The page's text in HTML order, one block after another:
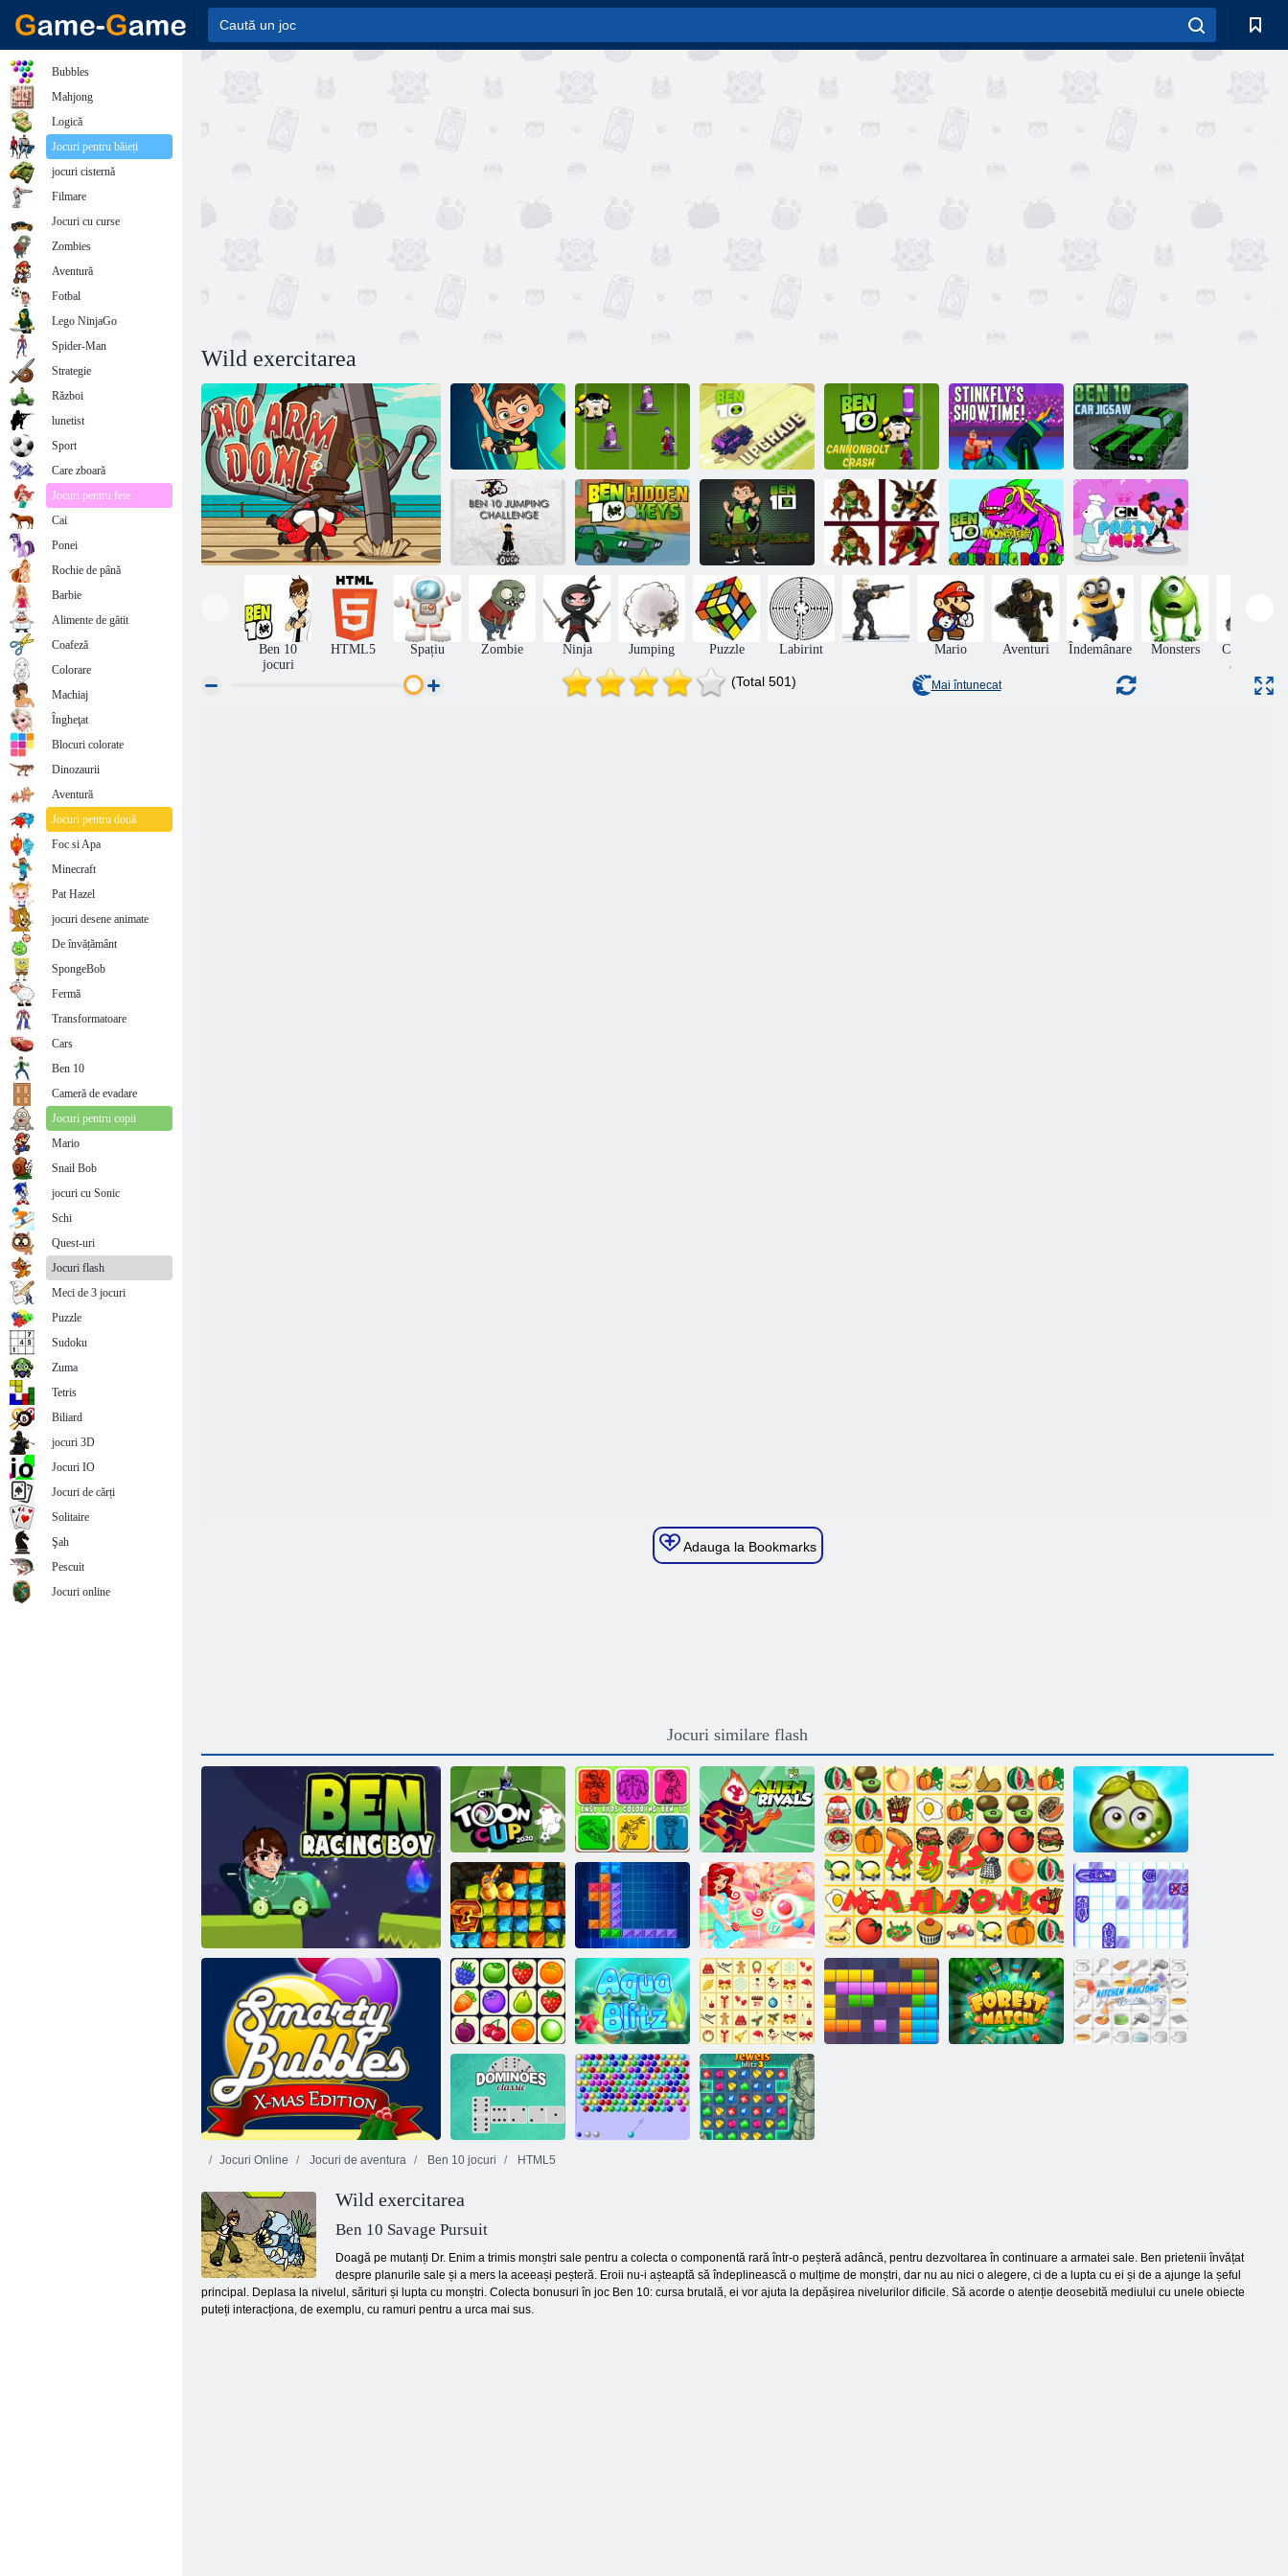
Wild exercitarea
Ben 10:
supratensiune
Crash
Cannonbolt
Ben 10 Upgrade
Chasers
Ben 10 accident
de tun
cannonbolt
Ora de spectacol
a lui Stinkfly
Ben 10 Jigsaw
de mașini
Ben 10 Jumping
Challenge
Ben 10 chei
ascunse
Puzzle jigsaw
Ben 10
Challenge
Memory
Ben10 Monsters
carte de colorat
Cartoon
Network Party
Ben 10
jocuri
HTML5 Spațiu Zombie Ninja Jumping Puzzle Labirint Mario Aventuri Îndemânare Monsters
Colectarea
articole
(Total 501) Mai întunecat
Adauga la Bookmarks
Jocuri similare flash
Ben 10 Racing Boy
Cupa Toon 2020
Copii ușor de
colorat Ben 10
Ben 10 Rivali
extratereștri
Aventura fructe
de padure
suculente
Goana după aur
din vânătoare de
comori
Tentrix
Smarty bule Xmas Edition
Bomboane cu
bule
De mare
Battleship
Onet Connect Aqua Blitz
Kris-Mas
Mahjong
Jocuri Online Jocuri de aventura Ben 10 jocuri HTML5
Wild exercitarea
Ben 10 Savage Pursuit
Doagă pe mutanți Dr. Enim a trimis monștri sale pentru a colecta o componentă rară într-o peșteră adâncă, pentru dezvoltarea în continuare a armatei sale. Ben prietenii învățat
despre planurile sale și a mers la aceeași peșteră. Eroii nu-i așteaptă să îndeplinească o mulțime de monștri, dar nu au nici o alegere, ci de a lupta cu ei și de a ajunge la șeful
principal. Deplasa la nivelul, sărituri și lupta cu monștri. Colecta bonusuri în joc Ben 10: cursa brutală, ei vor ajuta la depășirea nivelurilor dificile. Să acorde o atenție deosebită mediului cu unele obiecte
puteți interacționa, de exemplu, cu ramuri pentru a urca mai sus.
Bubbles
Mahjong
Logică
Jocuri pentru băieți
jocuri cisternă
Filmare
Jocuri cu curse
Zombies
Aventură
Fotbal
Lego NinjaGo
Spider-Man
Strategie
Război
lunetist
Sport
Care zboară
Jocuri pentru fete
Cai
Ponei
Rochie de până
Barbie
Alimente de gătit
Coafeză
Colorare
Machiaj
Îngheţat
Blocuri colorate
Dinozaurii
Aventură
Jocuri pentru două
Foc si Apa
Minecraft
Pat Hazel
jocuri desene animate
De învățământ
SpongeBob
Fermă
Transformatoare
Cars
Ben 10
Cameră de evadare
Jocuri pentru copii
Mario
Snail Bob
jocuri cu Sonic
Schi
Quest-uri
Jocuri flash
Meci de 3 jocuri
Puzzle
Sudoku
Zuma
Tetris
Biliard
jocuri 3D
Jocuri IO
Jocuri de cărți
Solitaire
Şah
Pescuit
Jocuri online